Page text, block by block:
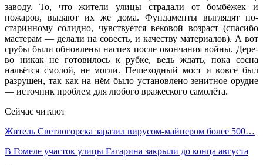
заводу. То, что жители улицы страда­ли от бомбёжек и
пожаров, выдают их же дома. Фун­даменты выглядят по-
старинному солидно, чувству­ется вековой возраст (спасибо
мастерам — делали на совесть, и качеству материалов). А вот
срубы бы­ли обновлены наспех после окончания войны. Дере­
во никак не готовилось к рубке, ведь ждать, пока со­сна
нальётся смолой, не могли. Пешеходный мост и вовсе был
разрушен, так как на нём было установле­но зенитное орудие
— источник проблем для любого вражеского самолёта.
Сейчас читают
Житель Светлогорска заразил вирусом-майнером более 500…
В Гомеле участок улицы Гагарина закрыли до конца августа